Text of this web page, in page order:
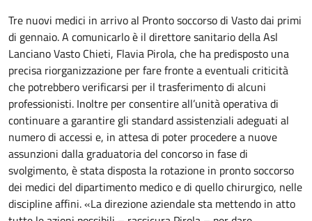
Tre nuovi medici in arrivo al Pronto soccorso di Vasto dai primi
di gennaio. A comunicarlo è il direttore sanitario della Asl
Lanciano Vasto Chieti, Flavia Pirola, che ha predisposto una
precisa riorganizzazione per fare fronte a eventuali criticità
che potrebbero verificarsi per il trasferimento di alcuni
professionisti. Inoltre per consentire all’unità operativa di
continuare a garantire gli standard assistenziali adeguati al
numero di accessi e, in attesa di poter procedere a nuove
assunzioni dalla graduatoria del concorso in fase di
svolgimento, è stata disposta la rotazione in pronto soccorso
dei medici del dipartimento medico e di quello chirurgico, nelle
discipline affini. «La direzione aziendale sta mettendo in atto